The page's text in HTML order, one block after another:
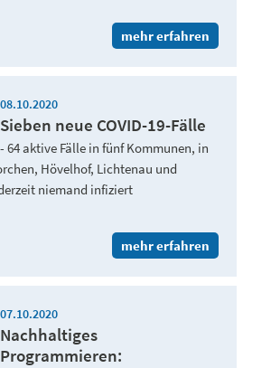
mehr erfahren
08.10.2020
Sieben neue COVID-19-Fälle
- 64 aktive Fälle in fünf Kommunen, in
Hövelhof, Lichtenau und
niemand infiziert
mehr erfahren
07.10.2020
Nachhaltiges
Programmieren: